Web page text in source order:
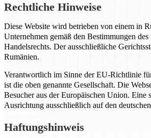
Rechtliche Hinweise
Diese Website wird betrieben von einem in
Unternehmen gemäß den Bestimmungen des
Handelsrechts. Der ausschließliche
Rumänien.
Verantwortlich im Sinne der EU-Richtlinie
ist die oben genannte Gesellschaft. Die
Besucher aus der Europäischen Union. Eine
Ausrichtung ausschließlich auf den
Haftungshinweis